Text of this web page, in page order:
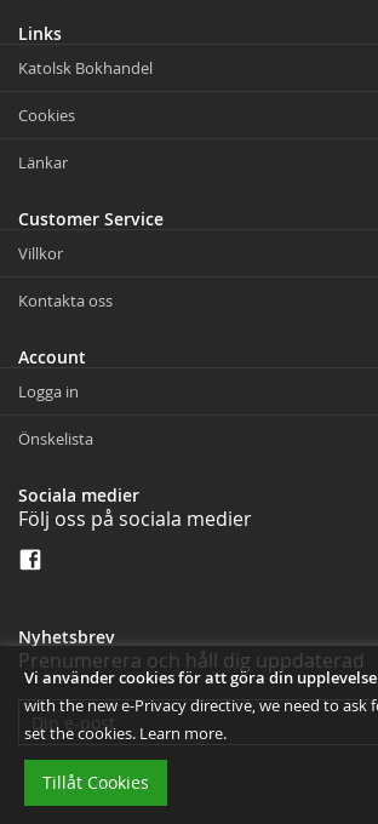
Vi använder cookies för att göra din
with the new e-Privacy directive, we need to ask
set the cookies. Learn more.
Tillåt Cookies
Links
Katolsk Bokhandel
Cookies
Länkar
Customer Service
Villkor
Kontakta oss
Account
Logga in
Önskelista
Sociala medier
Följ oss på sociala medier
Nyhetsbrev
Prenumerera och håll dig uppdaterad